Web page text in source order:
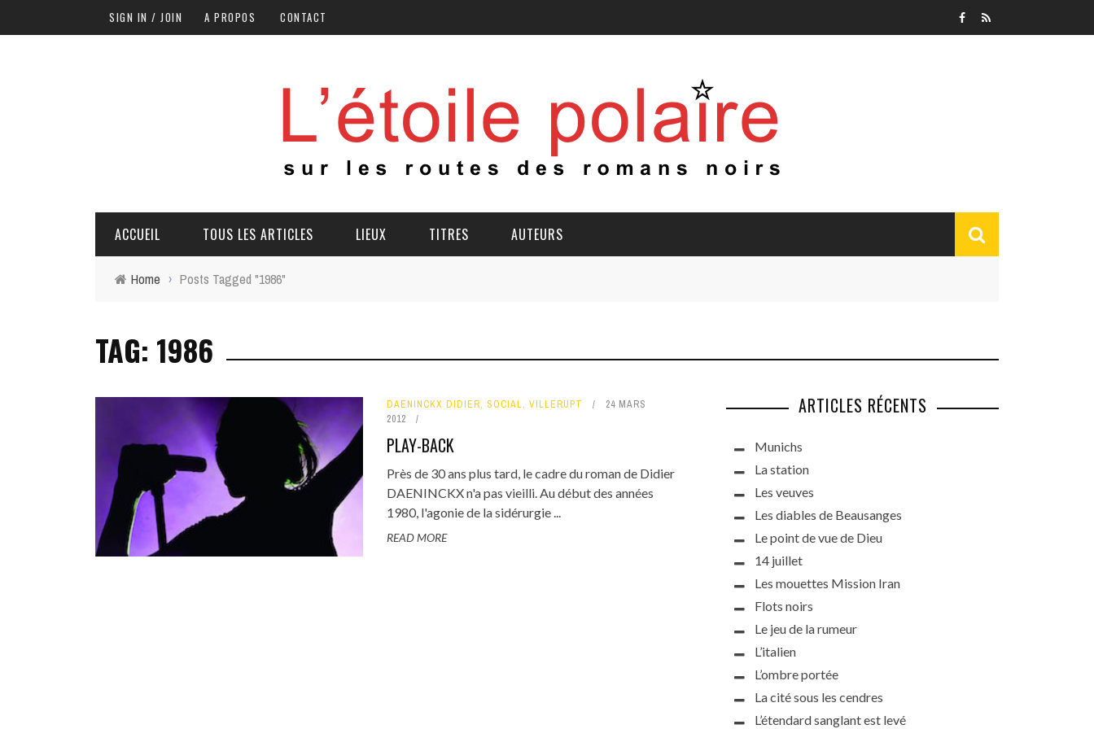
SIGN IN / JOIN A PROPOS CONTACT
ACCUEIL TOUS LES ARTICLES LIEUX TITRES AUTEURS
Home › Posts Tagged "1986"
TAG: 1986
DAENINCKX DIDIER, SOCIAL, VILLERUPT
24 MARS
2012
PLAY-BACK
Près de 30 ans plus tard, le cadre du roman de Didier
DAENINCKX n'a pas vieilli. Au début des années
1980, l'agonie de la sidérurgie ...
READ MORE
ARTICLES RÉCENTS
Munichs
La station
Les veuves
Les diables de Beausanges
Le point de vue de Dieu
14 juillet
Les mouettes Mission Iran
Flots noirs
Le jeu de la rumeur
L’italien
L’ombre portée
La cité sous les cendres
L’étendard sanglant est levé